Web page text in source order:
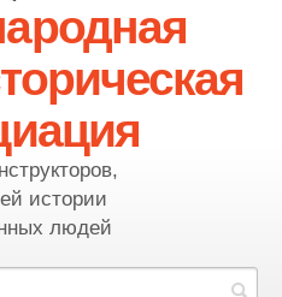
истории
людей